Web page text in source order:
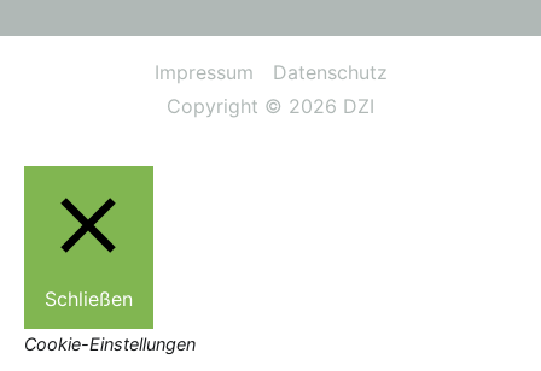
Impressum
Datenschutz
Copyright © 2026 DZI
Schließen
Cookie-Einstellungen